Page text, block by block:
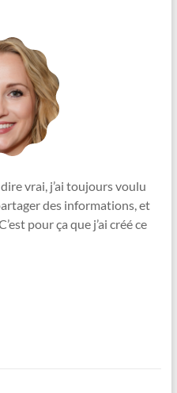
vrai, j’ai toujours voulu
des informations, et
pour ça que j’ai créé ce